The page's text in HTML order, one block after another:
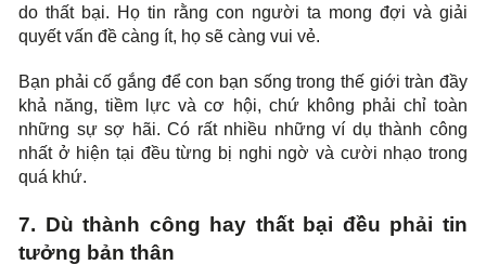
do thất bại. Họ tin rằng con người ta mong đợi và giải
quyết vấn đề càng ít, họ sẽ càng vui vẻ.
Bạn phải cố gắng để con bạn sống trong thế giới tràn đầy
khả năng, tiềm lực và cơ hội, chứ không phải chỉ toàn
những sự sợ hãi. Có rất nhiều những ví dụ thành công
nhất ở hiện tại đều từng bị nghi ngờ và cười nhạo trong
quá khứ.
7. Dù thành công hay thất bại đều phải tin
tưởng bản thân